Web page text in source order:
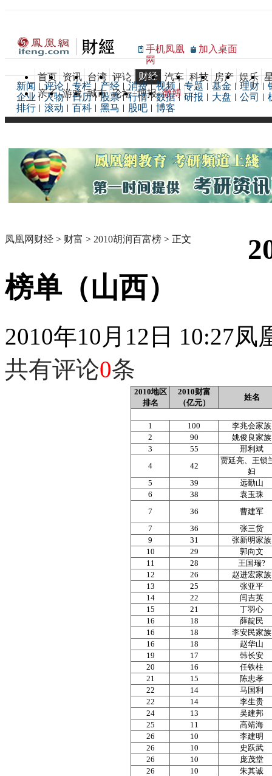
手机凤凰
网
加入桌面
首页 资讯 台湾 评论 财经 汽车 科技 房产 娱乐
亲子 游戏 城市 论坛 博报 微博
新闻 评论 专栏 产经 消费 视频 专题 基金 理财
企业
人物 日历 股票 行情 数据 研报 大盘 公司
排行
滚动 百科 黑马 股吧 博客
凤凰网财经 > 财富 > 2010胡润百富榜 > 正文
榜单（山西）
2010年10月12日 10:27凤
共有评论0条
2010地区
排名
2010财富
（亿元）
姓名
1 100
李兆会家族
2
90
姚俊良家族
3
55
邢利斌
4
42
贾廷亮、王锁
妇
5
39
远勤山
6
38
袁玉珠
7
36
曹建军
7
36
张三货
9
31
张新明家族
10
29
郭向文
11
28
王国瑞?
12
26
赵进宏家族
13
25
张亚平
14
22
闫吉英
15
21
丁羽心
16
18
薛靛民
16
18
李安民家族
16
18
赵华山
19
17
韩长安
20
16
任铁柱
21
15
陈忠孝
22
14
马国利
22
14
李生贵
24
13
吴建邦
25
11
高靖海
26
10
李建明
26
10
史跃武
26
10
庞茂堂
26
10
朱其诚